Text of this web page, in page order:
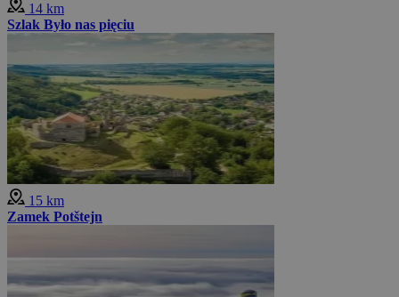
14 km
Szlak Było nas pięciu
15 km
Zamek Potštejn